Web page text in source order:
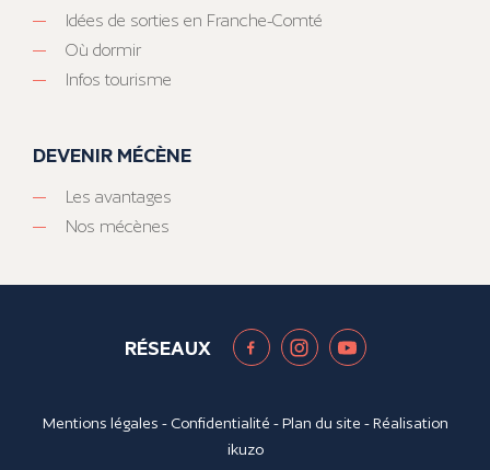
Idées de sorties en Franche-Comté
Où dormir
Infos tourisme
DEVENIR MÉCÈNE
Les avantages
Nos mécènes
RÉSEAUX
Mentions légales - Confidentialité -Plan du site - Réalisation
ikuzo